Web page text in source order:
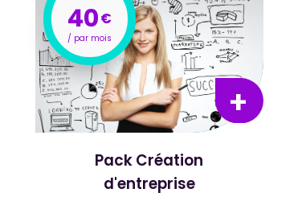
40€
Pack Création
d'entreprise